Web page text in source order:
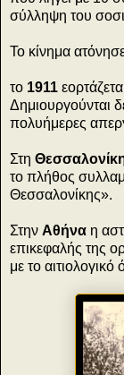
σύλληψη του
Το κίνημα
το 1911
Δημιουργούνται
πολυήμερες
Στη
το πλήθος
Θεσσαλονίκης».
Στην Αθήνα η
επικεφαλής της
με το αιτιολογικό